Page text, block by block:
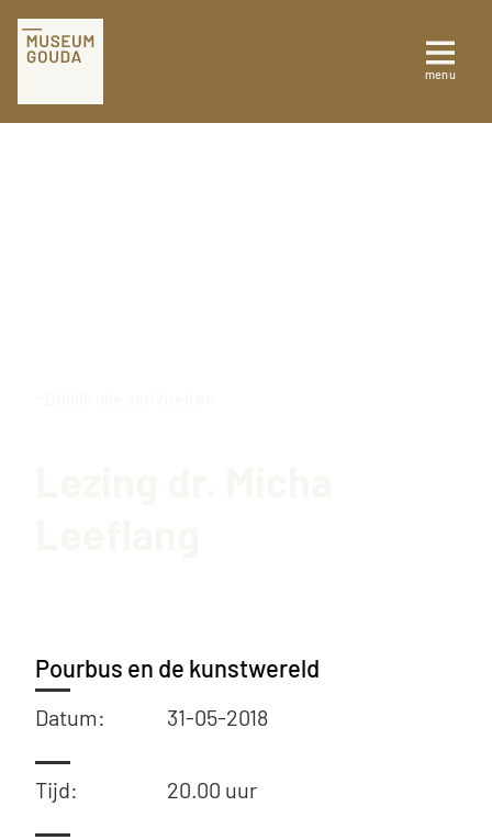
menu
Tickets
Sluiten
Pourbus en de kunstwereld
Datum: 31-05-2018
Tijd: 20.00 uur